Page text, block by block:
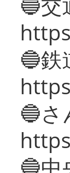
🔵鉄
🔵さ
🔵中